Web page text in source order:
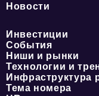
Новости
Инвестиции
События
Ниши и рынки
Технологии и
Инфраструктура
Тема номера